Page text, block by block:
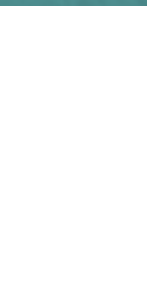
Inscrivez-